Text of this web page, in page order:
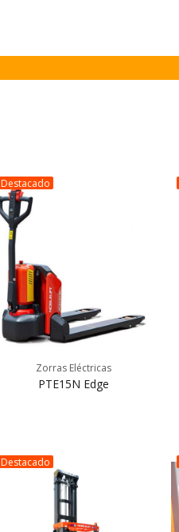
Destacado
Zorras Eléctricas
PTE15N Edge
Destacado